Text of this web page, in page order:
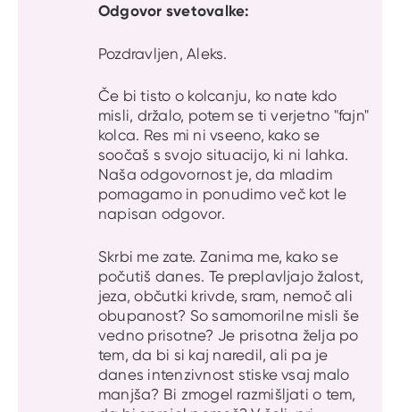
Odgovor svetovalke:
Pozdravljen, Aleks.
Če bi tisto o kolcanju, ko nate kdo
misli, držalo, potem se ti verjetno "fajn"
kolca. Res mi ni vseeno, kako se
soočaš s svojo situacijo, ki ni lahka.
Naša odgovornost je, da mladim
pomagamo in ponudimo več kot le
napisan odgovor.
Skrbi me zate. Zanima me, kako se
počutiš danes. Te preplavljajo žalost,
jeza, občutki krivde, sram, nemoč ali
obupanost? So samomorilne misli še
vedno prisotne? Je prisotna želja po
tem, da bi si kaj naredil, ali pa je
danes intenzivnost stiske vsaj malo
manjša? Bi zmogel razmišljati o tem,